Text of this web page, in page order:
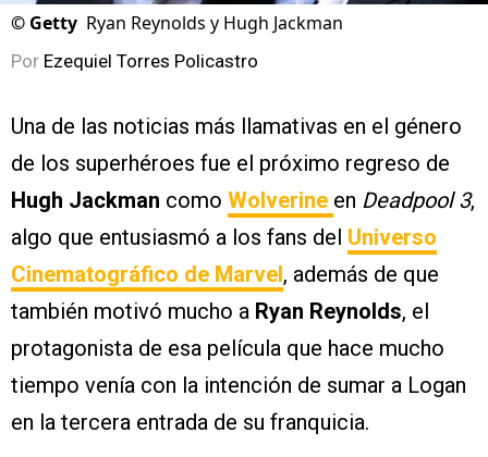
© Getty Ryan Reynolds y Hugh Jackman
Por Ezequiel Torres Policastro
Una de las noticias más llamativas en el género
de los superhéroes fue el próximo regreso de
Hugh Jackman como Wolverine en Deadpool 3,
algo que entusiasmó a los fans del Universo
Cinematográfico de Marvel , además de que
también motivó mucho a Ryan Reynolds, el
protagonista de esa película que hace mucho
tiempo venía con la intención de sumar a Logan
en la tercera entrada de su franquicia.